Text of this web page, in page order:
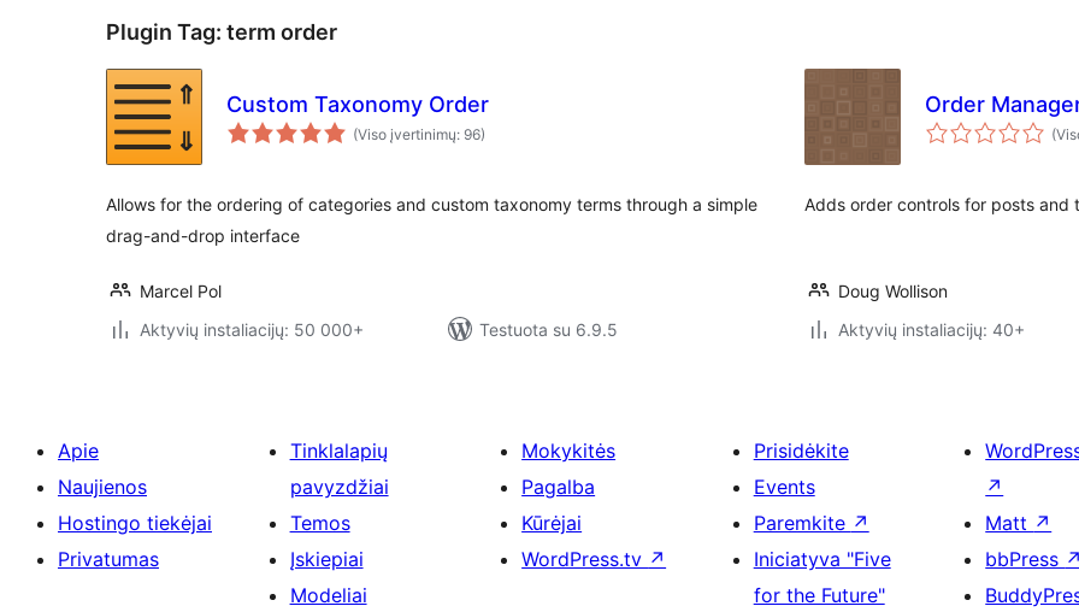
Plugin Tag: term order
Custom Taxonomy Order
(Viso įvertinimų: 96)
Allows for the ordering of categories and custom taxonomy terms through a simple
drag-and-drop interface
Marcel Pol
Aktyvių instaliacijų: 50 000+
Testuota su 6.9.5
Order
Adds order controls for posts and
Doug Wollison
Aktyvių instaliacijų: 40+
Apie
Naujienos
Hostingo tiekėjai
Privatumas
Tinklalapių
pavyzdžiai
Temos
Įskiepiai
Modeliai
Mokykitės
Pagalba
Kūrėjai
WordPress.tv ↗
Prisidėkite
Events
Paremkite ↗
Iniciatyva "Five
for the Future"
↗
Matt ↗
bbPress ↗